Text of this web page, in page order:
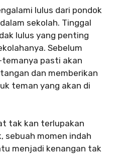
lulus dari pondok
sekolah. Tinggal
lulus yang penting
Sebelum
pasti akan
dan memberikan
teman yang akan di
tak kan terlupakan
sebuah momen indah
menjadi kenangan tak